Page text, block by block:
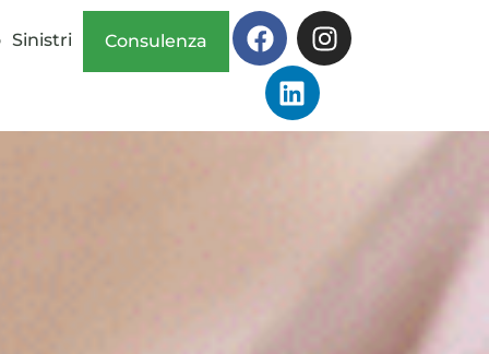
Sinistri Consulenza